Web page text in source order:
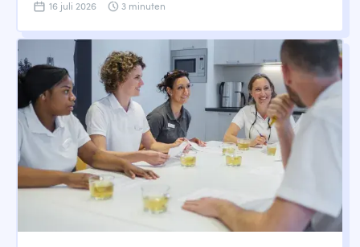
16 juli 2026 3 minuten